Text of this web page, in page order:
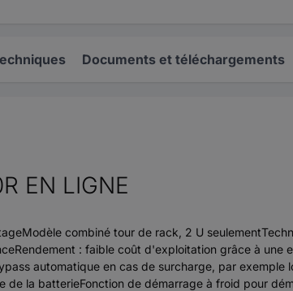
Documents et téléchargements
EN LIGNE
combiné tour de rack, 2 U
: faible coût d'exploitation grâce à
automatique en cas de surcharge, par
la batterieFonction de démarrage à froid pour